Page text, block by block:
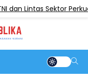
Lintas Sektor